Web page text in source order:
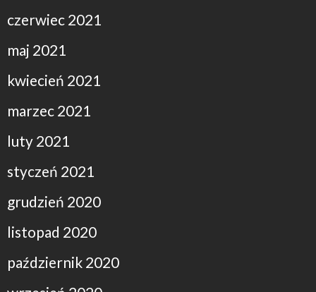
czerwiec 2021
maj 2021
kwiecień 2021
marzec 2021
luty 2021
styczeń 2021
grudzień 2020
listopad 2020
październik 2020